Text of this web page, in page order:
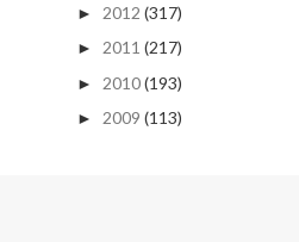
► 2012 (317)
► 2011 (217)
► 2010(193)
► 2009 (113)